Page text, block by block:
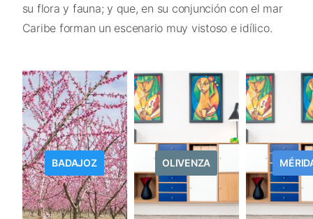
su flora y fauna; y que, en su conjunción con el mar
Caribe forman un escenario muy vistoso e idílico.
BADAJOZ OLIVENZA